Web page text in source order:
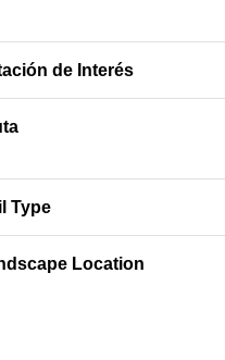
de Interés
Type
Location